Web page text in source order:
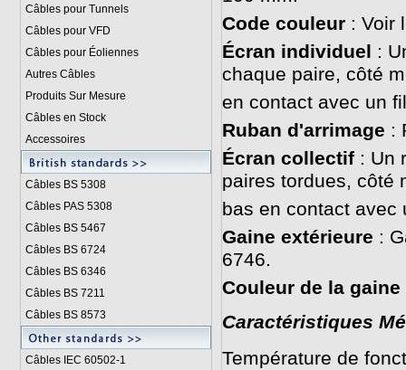
Câbles pour Tunnels
Câbles pour VFD
Câbles pour Éoliennes
Autres Câbles
Produits Sur Mesure
Câbles en Stock
Accessoires
Câbles BS 5308
Câbles PAS 5308
Câbles BS 5467
Câbles BS 6724
Câbles BS 6346
Câbles BS 7211
Câbles BS 8573
Câbles IEC 60502-1
Code couleur: Voir
Écran individuel :
chaque paire, côté
en contact avec un
Ruban d'arrimage :
Écran collectif: Un
paires tordues, côté
bas en contact avec
Gaine extérieure :
6746.
Couleur de la gaine
Caractéristiques
Température de